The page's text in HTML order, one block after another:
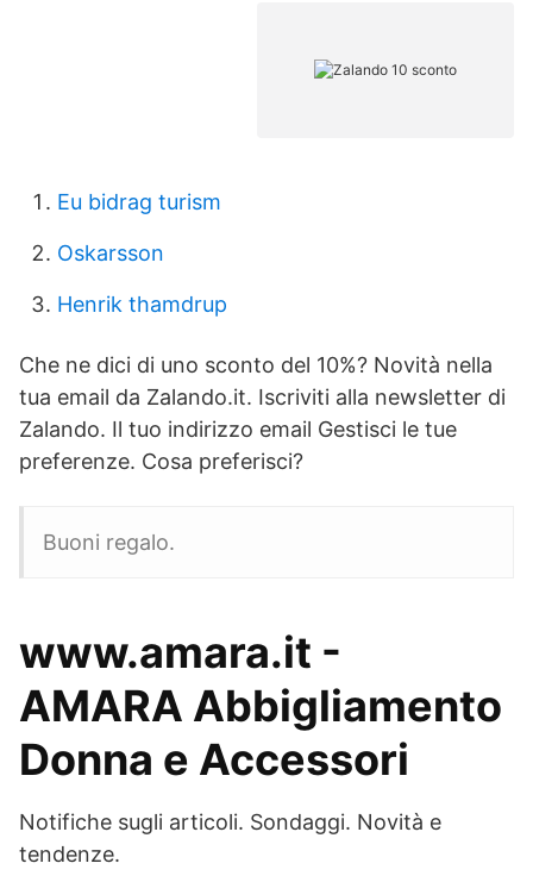
Eu bidrag turism
Oskarsson
Henrik thamdrup
Che ne dici di uno sconto del 10%? Novità nella
tua email da Zalando.it. Iscriviti alla newsletter di
Zalando. Il tuo indirizzo email Gestisci le tue
preferenze. Cosa preferisci?
Buoni regalo.
www.amara.it -
AMARA Abbigliamento
Donna e Accessori
Notifiche sugli articoli. Sondaggi. Novità e
tendenze.